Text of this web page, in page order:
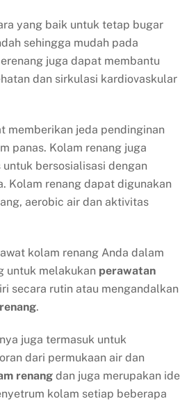
yang baik untuk tetap bugar
sehingga mudah pada
juga dapat membantu
dan sirkulasi kardiovaskular
memberikan jeda pendinginan
panas. Kolam renang juga
bersosialisasi dengan
Kolam renang dapat digunakan
aerobic air dan aktivitas
kolam renang Anda dalam
untuk melakukan perawatan
secara rutin atau mengandalkan
.
juga termasuk untuk
dari permukaan air dan
renang dan juga merupakan ide
kolam setiap beberapa